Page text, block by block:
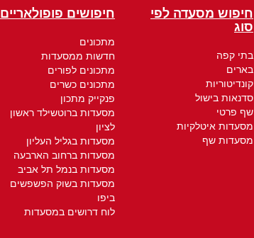
חיפוש מסעדה לפי
סוג
בתי קפה
בארים
קונדיטוריות
סדנאות בישול
שף פרטי
מסעדות איטלקיות
מסעדות שף
חיפושים פופולאריים
מתכונים
חדשות ממסעדות
מתכונים לפורים
מתכונים כשרים
פנקייק מתכון
מסעדות ברוטשילד ראשון
לציון
מסעדות בגליל העליון
מסעדות ברחוב הארבעה
מסעדות בנמל תל אביב
מסעדות בשוק הפשפשים
ביפו
לוח דרושים במסעדות